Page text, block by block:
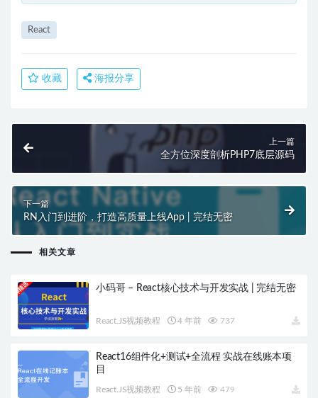
React
收藏 海报分享
上一篇
全方位深度剖析PHP7底层源码
下一篇
RN入门到进阶，打造高质量上线App | 完结无密
相关文章
小码哥 – React核心技术与开发实战 | 完结无密
React.JS视频教程 4 年前 737
React16组件化+测试+全流程 实战在线账本项
目
React.JS视频教程 5 年前 479